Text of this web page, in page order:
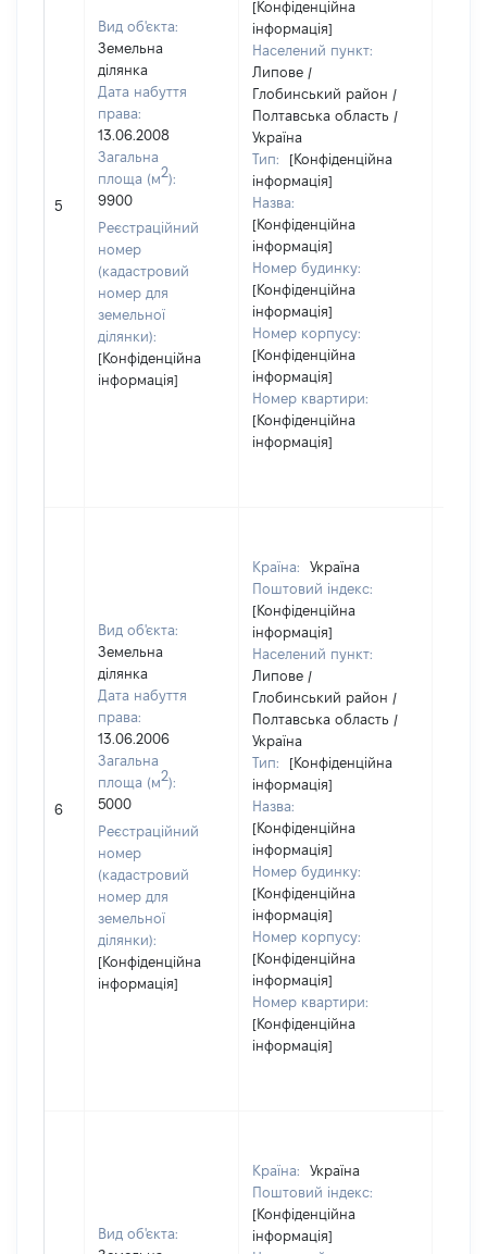
5
Вид об'єкта:
Земельна
ділянка
Дата набуття
права:
13.06.2008
Загальна
площа (м2):
9900
Реєстраційний
номер
(кадастровий
номер для
земельної
ділянки):
[Конфіденційна
інформація]
[Конфіденційна
інформація]
Населений пункт:
Липове /
Глобинський район /
Полтавська область /
Україна
Тип:
[Конфіденційна
інформація]
Назва:
[Конфіденційна
інформація]
Номер будинку:
[Конфіденційна
інформація]
Номер корпусу:
[Конфіденційна
інформація]
Номер квартири:
[Конфіденційна
інформація]
6
Вид об'єкта:
Земельна
ділянка
Дата набуття
права:
13.06.2006
Загальна
площа (м2):
5000
Реєстраційний
номер
(кадастровий
номер для
земельної
ділянки):
[Конфіденційна
інформація]
Країна:
Україна
Поштовий індекс:
[Конфіденційна
інформація]
Населений пункт:
Липове /
Глобинський район /
Полтавська область /
Україна
Тип:
[Конфіденційна
інформація]
Назва:
[Конфіденційна
інформація]
Номер будинку:
[Конфіденційна
інформація]
Номер корпусу:
[Конфіденційна
інформація]
Номер квартири:
[Конфіденційна
інформація]
Вид об'єкта:
Країна:
Україна
Поштовий індекс:
[Конфіденційна
інформація]